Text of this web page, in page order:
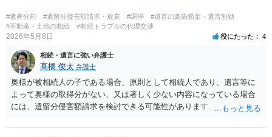
#遺産分割 #遺留分侵害額請求・放棄 #調停
#遺言の真偽鑑定・遺言無効
#不動産・土地の相続
#相続トラブルの代理交渉
2026年5月8日 役にたった 4
相続・遺言に強い弁護士
髙橋 俊太 弁護士
奥様が被相続人の子である場合、原則として相続人であり、遺言等に
よって奥様の取得分がない、又は著しく少ない内容になっている場合
には、遺留分侵害額請求を検討できる可能性があります。ただし、
記の義務化に関する説明と混同されている可能性があります。相続登